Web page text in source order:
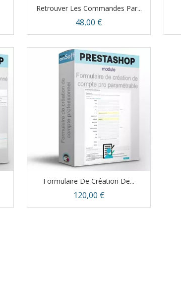
Retrouver Les Commandes Par...
Prix
48,00 €
Aperçu rapide
Formulaire De Création De...
Prix
120,00 €